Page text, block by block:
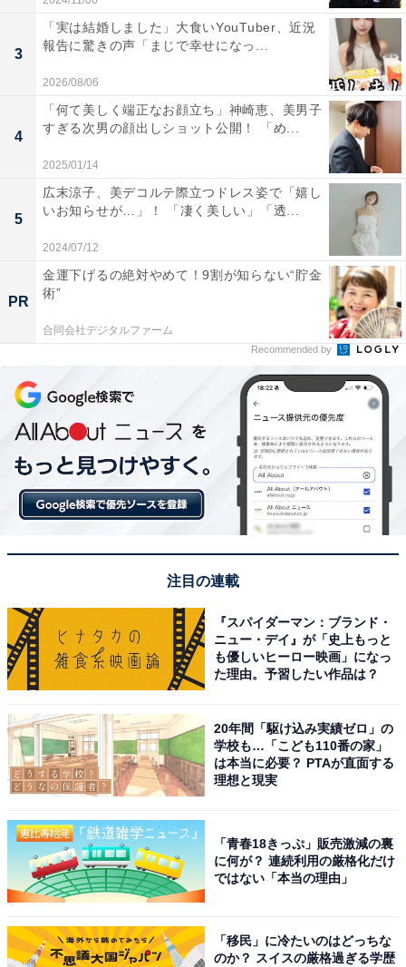
3
「実は結婚しました」大食いYouTuber、近況
報告に驚きの声「まじで幸せになっ...
2026/08/06
4
「何て美しく端正なお顔立ち」神崎恵、美男子
すぎる次男の顔出しショット公開！ 「め...
2025/01/14
5
広末涼子、美デコルテ際立つドレス姿で「嬉し
いお知らせが…」！ 「凄く美しい」「透...
2024/07/12
PR
金運下げるの絶対やめて！9割が知らない“貯金
術”
合同会社デジタルファーム
Recommended by
注目の連載
『スパイダーマン：ブランド・
ニュー・デイ』が「史上もっと
も優しいヒーロー映画」になっ
た理由。予習したい作品は？
20年間「駆け込み実績ゼロ」の
学校も…「こども110番の家」
は本当に必要？ PTAが直面する
理想と現実
「青春18きっぷ」販売激減の裏
に何が？ 連続利用の厳格化だけ
ではない「本当の理由」
「移民」に冷たいのはどっちな
のか？ スイスの厳格過ぎる学歴